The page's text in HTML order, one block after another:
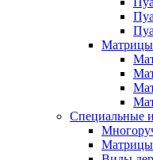
Матрицы
Специальные
Матрицы